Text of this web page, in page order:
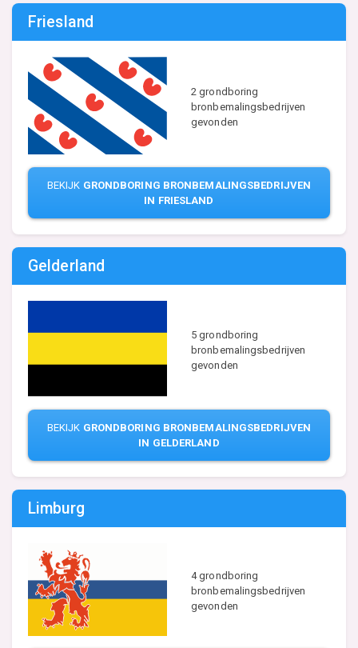
Friesland
2 grondboring
bronbemalingsbedrijven
gevonden
BEKIJK GRONDBORING BRONBEMALINGSBEDRIJVEN
IN FRIESLAND
Gelderland
5 grondboring
bronbemalingsbedrijven
gevonden
BEKIJK GRONDBORING BRONBEMALINGSBEDRIJVEN
IN GELDERLAND
Limburg
4 grondboring
bronbemalingsbedrijven
gevonden